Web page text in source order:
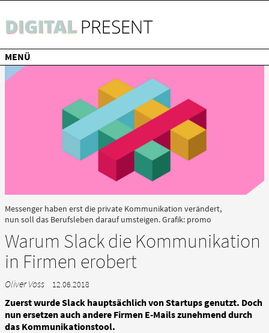
MENÜ
INFO
KONTAKT
TAGESSPIEGEL
Messenger haben erst die private Kommunikation verändert,
nun soll das Berufsleben darauf umsteigen. Grafik: promo
Warum Slack die Kommunikation
in Firmen erobert
Oliver Voss 12.06.2018
Zuerst wurde Slack hauptsächlich von Startups genutzt. Doch
nun ersetzen auch andere Firmen E-Mails zunehmend durch
das Kommunikationstool.